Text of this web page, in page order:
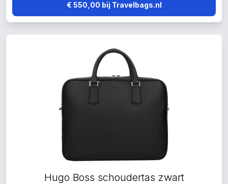
€ 550,00 bij Travelbags.nl
Hugo Boss schoudertas zwart